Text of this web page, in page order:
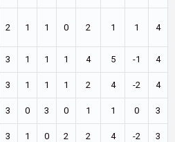
2 1 1 0 2 1 1 4
3 1 1 1 4 5 -1 4
3 1 1 1 2 4 -2 4
3 0 3 0 1 1 0 3
3 1 0 2 2 4 -2 3